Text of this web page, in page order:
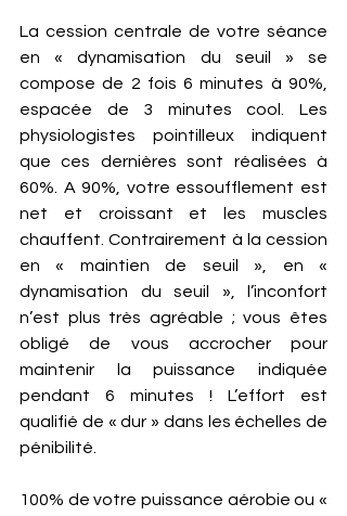
La cession centrale de votre séance
en « dynamisation du seuil » se
compose de 2 fois 6 minutes à 90%,
espacée de 3 minutes cool. Les
physiologistes pointilleux indiquent
que ces dernières sont réalisées à
60%. A 90%, votre essoufflement est
net et croissant et les muscles
chauffent. Contrairement à la cession
en « maintien de seuil », en «
dynamisation du seuil », l’inconfort
n’est plus très agréable ; vous êtes
obligé de vous accrocher pour
maintenir la puissance indiquée
pendant 6 minutes ! L’effort est
qualifié de « dur » dans les échelles de
pénibilité.
100% de votre puissance aérobie ou «